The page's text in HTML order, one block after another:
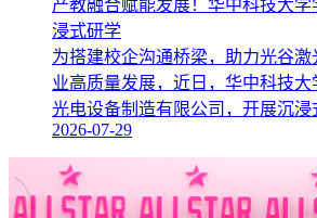
产教融合赋能发展！华中科技大
浸式研学
为搭建校企沟通桥梁，助力光谷
业高质量发展，近日，华中科技
光电设备制造有限公司，开展沉浸
2026-07-29